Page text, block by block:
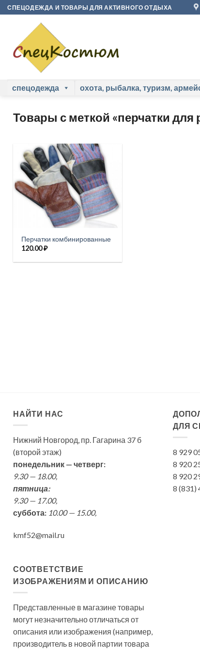
Skip
to
СПЕЦОДЕЖДА И ТОВАРЫ ДЛЯ АКТИВНОГО ОТДЫХА
спецодежда охота, рыбалка, туризм,
Товары с меткой «перчатки
Перчатки комбинированные
120.00₽
НАЙТИ НАС
Нижний Новгород, пр. Гагарина 37 б
(второй этаж)
понедельник — четверг:
9.30 — 18.00,
пятница:
9.30 — 17.00,
суббота: 10.00 — 15.00,
kmf52@mail.ru
ДЛЯ
8 929
8 920
8 920
8 (831)
СООТВЕТСТВИЕ
ИЗОБРАЖЕНИЯМ И ОПИСАНИЮ
Представленные в магазине товары
могут незначительно отличаться от
описания или изображения (например,
производитель в новой партии товара